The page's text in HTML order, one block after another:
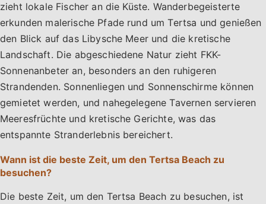
zieht lokale Fischer an die Küste. Wanderbegeisterte
erkunden malerische Pfade rund um Tertsa und genießen
den Blick auf das Libysche Meer und die kretische
Landschaft. Die abgeschiedene Natur zieht FKK-
Sonnenanbeter an, besonders an den ruhigeren
Strandenden. Sonnenliegen und Sonnenschirme können
gemietet werden, und nahegelegene Tavernen servieren
Meeresfrüchte und kretische Gerichte, was das
entspannte Stranderlebnis bereichert.
Wann ist die beste Zeit, um den Tertsa Beach zu
besuchen?
Die beste Zeit, um den Tertsa Beach zu besuchen, ist